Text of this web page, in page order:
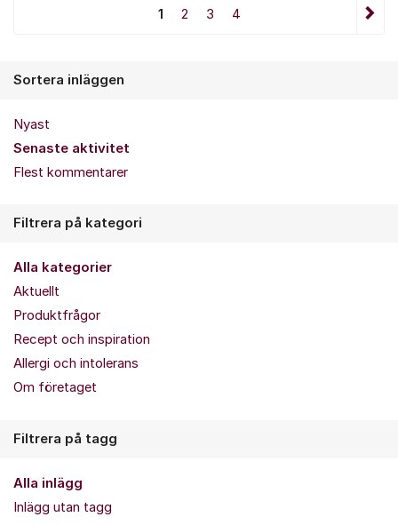
1 2 3 4
Sortera inläggen
Nyast
Senaste aktivitet
Flest kommentarer
Filtrera på kategori
Alla kategorier
Aktuellt
Produktfrågor
Recept och inspiration
Allergi och intolerans
Om företaget
Filtrera på tagg
Alla inlägg
Inlägg utan tagg